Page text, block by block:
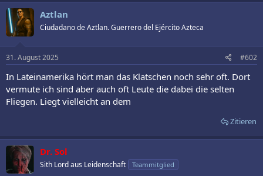
Aztlan
Ciudadano de Aztlan. Guerrero del Ejército Azteca
31. August 2025 #602
In Lateinamerika hört man das Klatschen noch sehr oft. Dort
vermute ich sind aber auch oft Leute die dabei die selten
Fliegen. Liegt vielleicht an dem
Zitieren
Dr. Sol
Sith Lord aus Leidenschaft Teammitglied